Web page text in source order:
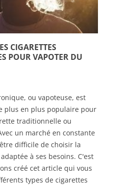
CIGARETTES
POUR VAPOTER DU
ou vapoteuse, est
plus en plus populaire pour
traditionnelle ou
un marché en constante
difficile de choisir la
à ses besoins. C'est
créé cet article qui vous
types de cigarettes